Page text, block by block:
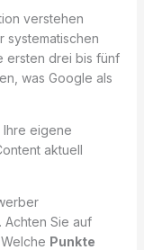
verstehen
systematischen
ersten drei bis fünf
was Google als
eigene
aktuell
Achten Sie auf
Punkte